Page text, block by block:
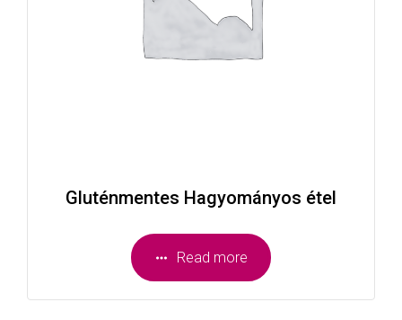
Gluténmentes Hagyományos étel
Read more